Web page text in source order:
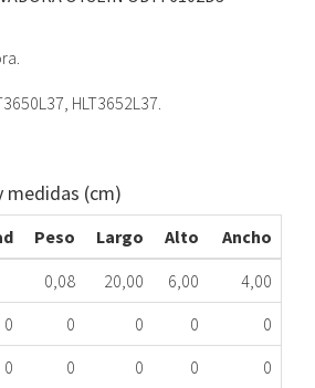
HLT3652L37.
medidas (cm)
Peso Largo Alto
Ancho
0,08 20,00 6,00
4,00
0 0 0 0
0
0 0 0 0
0